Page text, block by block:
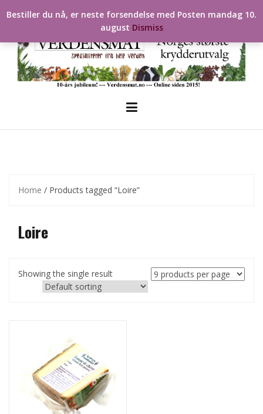
to
Home / Products tagged “Loire”
Loire
Showing the single result
Bestiller du nå, er neste forsendelse med Posten mandag 10.
august Dismiss